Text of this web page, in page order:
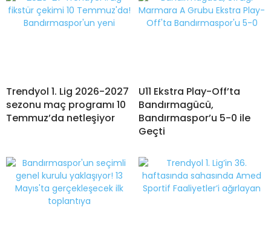
Trendyol 1. Lig 2026-2027
sezonu maç programı 10
Temmuz’da netleşiyor
U11 Ekstra Play-Off’ta
Bandırmagücü,
Bandırmaspor’u 5-0 ile
Geçti